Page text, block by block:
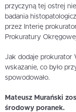
przyczyną tej ostrej
badania
przez Interię
Prokuratury
Jak dodaje prokurator
wskazanie, co było
spowodowało.
Mateusz Murański
środowy poranek.